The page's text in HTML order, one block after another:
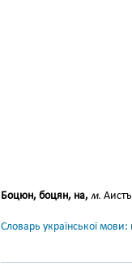
Боцюн, боцян, на, м.
Словарь української